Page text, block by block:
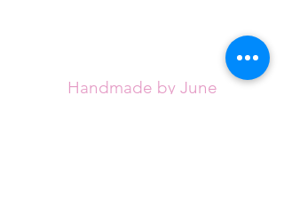
Handmade by June